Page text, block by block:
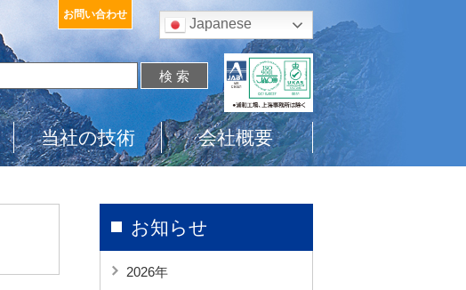
当社の技術 会社概要
お問い合わせ
Japanese
お知らせ
2026年